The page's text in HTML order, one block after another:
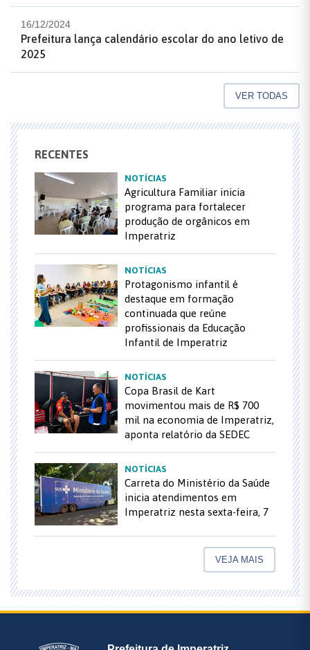
16/12/2024
Prefeitura lança calendário escolar do ano letivo de
2025
VER TODAS
RECENTES
NOTÍCIAS
Agricultura Familiar inicia
programa para fortalecer
produção de orgânicos em
Imperatriz
NOTÍCIAS
Protagonismo infantil é
destaque em formação
continuada que reúne
profissionais da Educação
Infantil de Imperatriz
NOTÍCIAS
Copa Brasil de Kart
movimentou mais de R$ 700
mil na economia de Imperatriz,
aponta relatório da SEDEC
NOTÍCIAS
Carreta do Ministério da Saúde
inicia atendimentos em
Imperatriz nesta sexta-feira, 7
VEJA MAIS